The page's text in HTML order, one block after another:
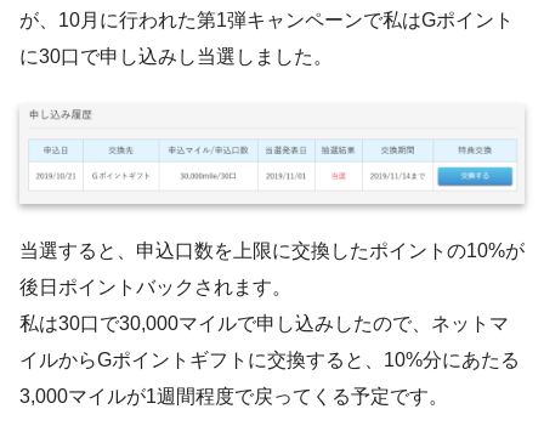
が、10月に行われた第1弾キャンペーンで私はGポイント
に30口で申し込みし当選しました。
当選すると、申込口数を上限に交換したポイントの10%が
後日ポイントバックされます。
私は30口で30,000マイルで申し込みしたので、ネットマ
イルからGポイントギフトに交換すると、10%分にあたる
3,000マイルが1週間程度で戻ってくる予定です。